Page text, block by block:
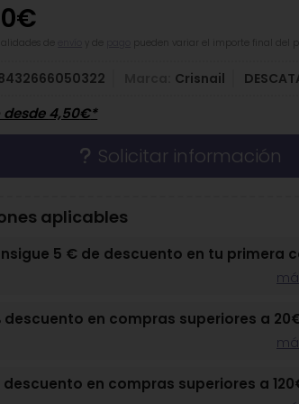
€
pueden variar el importe final del
Crisnail
desde4,50€*
Solicitar información
aplicables
5 € de descuento en tu primera
descuento en compras superiores a
descuento en compras superiores a